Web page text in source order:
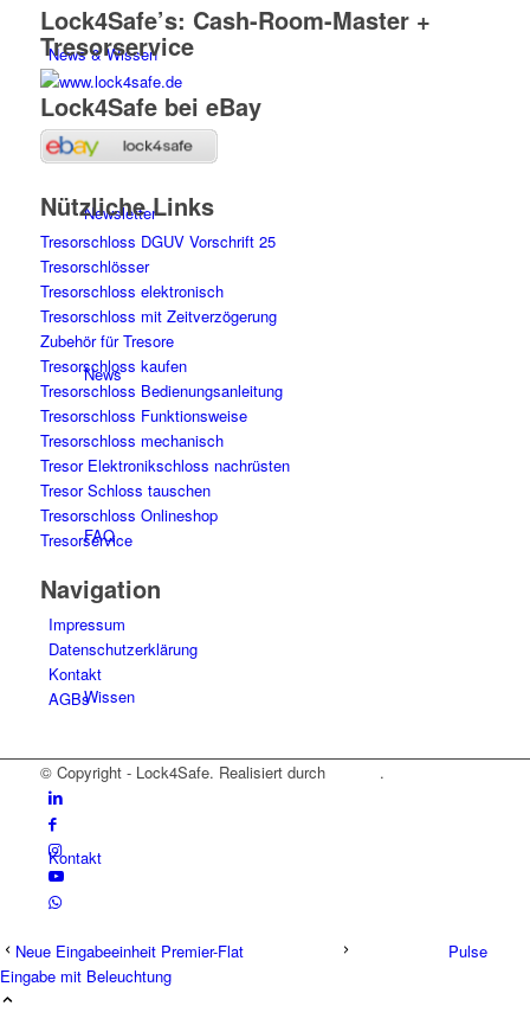
News & Wissen
Newsletter
News
FAQ
Wissen
Kontakt
Lock4Safe’s: Cash-Room-Master +
Tresorservice
Lock4Safe bei eBay
Nützliche Links
Tresorschloss DGUV Vorschrift 25
Tresorschlösser
Tresorschloss elektronisch
Tresorschloss mit Zeitverzögerung
Zubehör für Tresore
Tresorschloss kaufen
Tresorschloss Bedienungsanleitung
Tresorschloss Funktionsweise
Tresorschloss mechanisch
Tresor Elektronikschloss nachrüsten
Tresor Schloss tauschen
Tresorschloss Onlineshop
Tresorservice
Navigation
Impressum
Datenschutzerklärung
Kontakt
AGBs
© Copyright - Lock4Safe. Realisiert durch .
Neue Eingabeeinheit Premier-Flat
Pulse
Eingabe mit Beleuchtung